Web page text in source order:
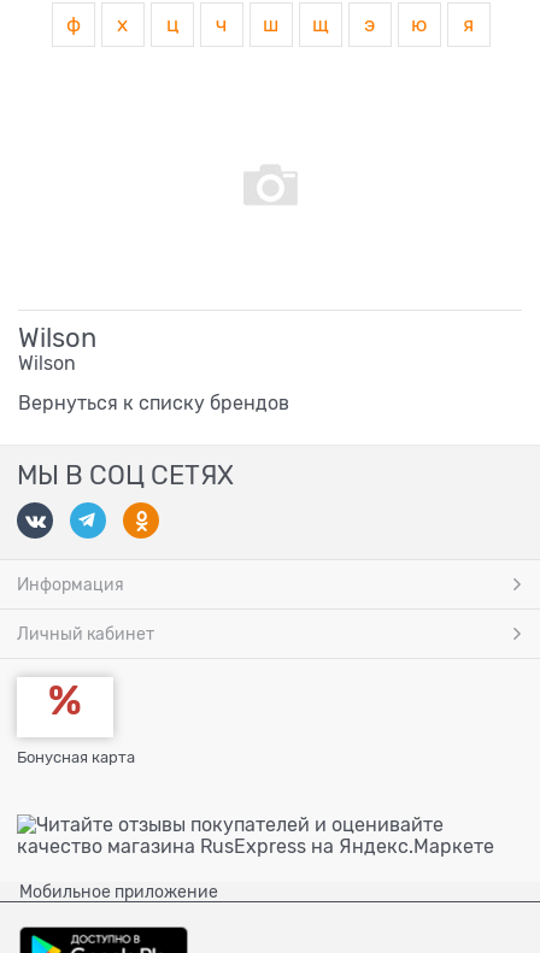
ф х ц ч ш щ э ю я
Wilson
Wilson
Вернуться к списку брендов
МЫ В СОЦ СЕТЯХ
Информация
Личный кабинет
Бонусная карта
Мобильное приложение